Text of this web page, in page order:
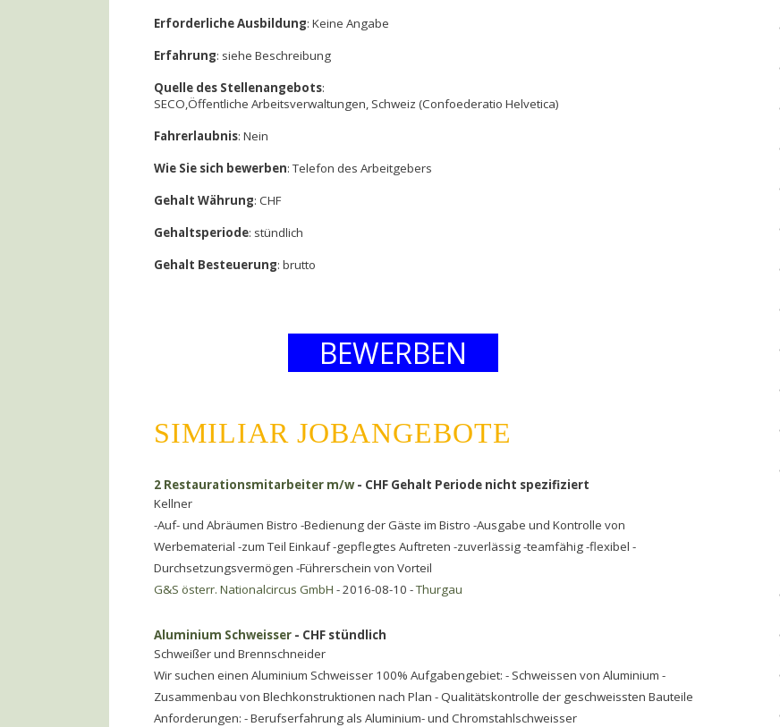
Erforderliche Ausbildung: Keine Angabe
Erfahrung: siehe Beschreibung
Quelle des Stellenangebots:
SECO,Öffentliche Arbeitsverwaltungen, Schweiz (Confoederatio Helvetica)
Fahrerlaubnis: Nein
Wie Sie sich bewerben: Telefon des Arbeitgebers
Gehalt Währung: CHF
Gehaltsperiode: stündlich
Gehalt Besteuerung: brutto
BEWERBEN
SIMILIAR JOBANGEBOTE
2 Restaurationsmitarbeiter m/w- CHF Gehalt Periode nicht spezifiziert
Kellner
-Auf- und Abräumen Bistro -Bedienung der Gäste im Bistro -Ausgabe und Kontrolle von
Werbematerial -zum Teil Einkauf -gepflegtes Auftreten -zuverlässig -teamfähig -flexibel -
Durchsetzungsvermögen -Führerschein von Vorteil
G&S österr. Nationalcircus GmbH - 2016-08-10 -Thurgau
Aluminium Schweisser - CHF stündlich
Schweißer und Brennschneider
Wir suchen einen Aluminium Schweisser 100% Aufgabengebiet: - Schweissen von Aluminium -
Zusammenbau von Blechkonstruktionen nach Plan - Qualitätskontrolle der geschweissten Bauteile
Anforderungen: - Berufserfahrung als Aluminium- und Chromstahlschweisser